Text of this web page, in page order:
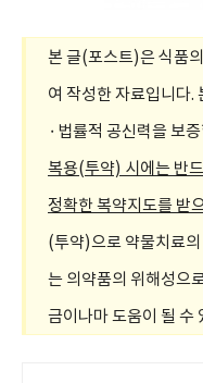
본 글(포스트)은 식품
여 작성한 자료입니다.
·법률적 공신력을 보
복용(투약) 시에는 반
정확한 복약지도를 받
(투약)으로 약물치료
는 의약품의 위해성으
금이나마 도움이 될 수